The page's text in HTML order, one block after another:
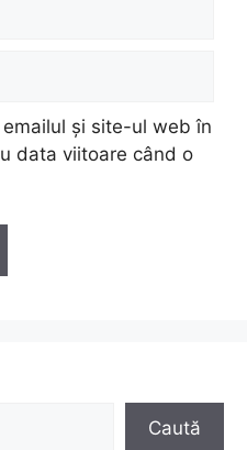
și site-ul web în
data viitoare când o
Caută